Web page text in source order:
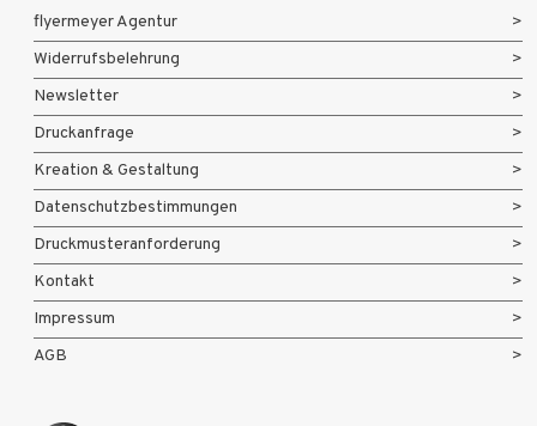
flyermeyer Agentur
Widerrufsbelehrung
Newsletter
Druckanfrage
Kreation & Gestaltung
Datenschutzbestimmungen
Druckmusteranforderung
Kontakt
Impressum
AGB